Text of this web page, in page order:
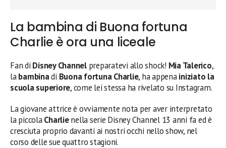
La bambina di Buona fortuna
Charlie è ora una liceale
Fan di Disney Channelpreparatevi allo shock! Mia Talerico,
labambinadi Buona fortuna Charlie, ha appenainiziato la
scuola superiore, come lei stessa ha rivelato su Instagram.
La giovane attrice è ovviamente nota per aver interpretato
la piccolaCharlienella serie Disney Channel 13 anni fa ed è
cresciuta proprio davanti ai nostri occhi nello show, nel
corso delle sue quattro stagioni.